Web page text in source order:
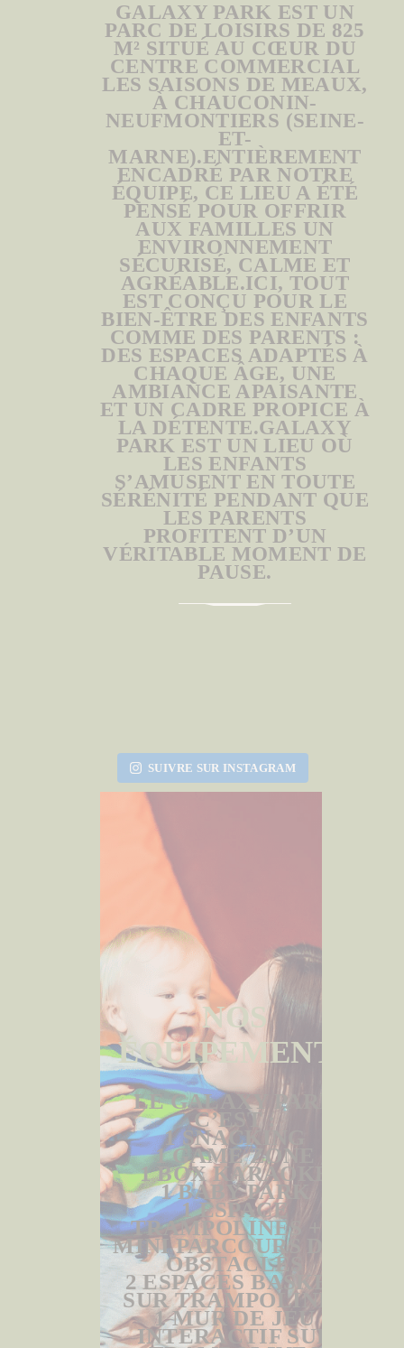
GALAXY PARK EST UN
PARC DE LOISIRS DE 825
M² SITUÉ AU CŒUR DU
CENTRE COMMERCIAL
LES SAISONS DE MEAUX,
À CHAUCONIN-
NEUFMONTIERS (SEINE-
ET-
MARNE).ENTIÈREMENT
ENCADRÉ PAR NOTRE
ÉQUIPE, CE LIEU A ÉTÉ
PENSÉ POUR OFFRIR
AUX FAMILLES UN
ENVIRONNEMENT
SÉCURISÉ, CALME ET
AGRÉABLE.ICI, TOUT
EST CONÇU POUR LE
BIEN-ÊTRE DES ENFANTS
COMME DES PARENTS :
DES ESPACES ADAPTÉS À
CHAQUE ÂGE, UNE
AMBIANCE APAISANTE
ET UN CADRE PROPICE À
LA DÉTENTE.GALAXY
PARK EST UN LIEU OÙ
LES ENFANTS
S’AMUSENT EN TOUTE
SÉRÉNITÉ PENDANT QUE
LES PARENTS
PROFITENT D’UN
VÉRITABLE MOMENT DE
PAUSE.
SUIVRE SUR INSTAGRAM
NOS
ÉQUIPEMENTS
LE GALAXY PARK
C’EST :
1 SNACKING
1 GAME ZONE
1 BOX KARAOKÉ
1 BABY PARK
1 ESPACE
TRAMPOLINES + 1
MINI PARCOURS DE 3
OBSTACLES
2 ESPACES BASKET
SUR TRAMPOLINES
1 MUR DE JEU
INTERACTIF SUR